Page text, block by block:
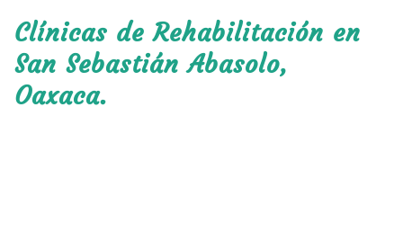
Clínicas de Rehabilitación en
San Sebastián Abasolo,
Oaxaca.